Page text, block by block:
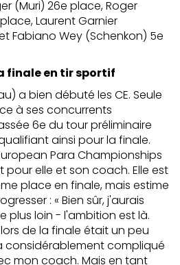
(Muri) 26e place, Roger
Laurent Garnier
Fabiano Wey (Schenkon) 5e
finale en tir sportif
a bien débuté les CE. Seule
à ses concurrents
6e du tour préliminaire
ainsi pour la finale.
Para Championships
elle et son coach. Elle est
place en finale, mais estime
: « Bien sûr, j'aurais
plus loin - l'ambition est là.
de la finale était un peu
considérablement compliqué
mon coach. Mais en tant